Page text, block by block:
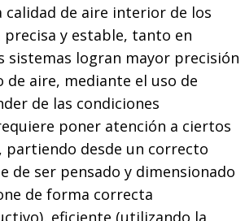
calidad de aire interior de los
y estable, tanto en
sistemas logran mayor precisión
aire, mediante el uso de
de las condiciones
poner atención a ciertos
partiendo desde un correcto
de ser pensado y dimensionado
de forma correcta
eficiente (utilizando la